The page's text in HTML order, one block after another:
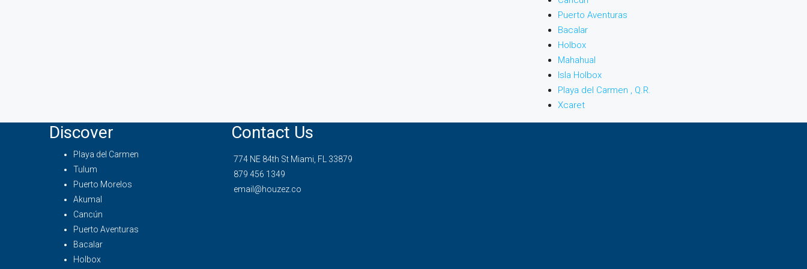
Puerto Aventuras
Bacalar
Holbox
Mahahual
Isla Holbox
Playa del Carmen , Q.R.
Xcaret
Discover
Playa del Carmen
Tulum
Puerto Morelos
Akumal
Cancún
Puerto Aventuras
Bacalar
Holbox
Contact Us
774 NE 84th St Miami, FL 33879
879 456 1349
email@houzez.co